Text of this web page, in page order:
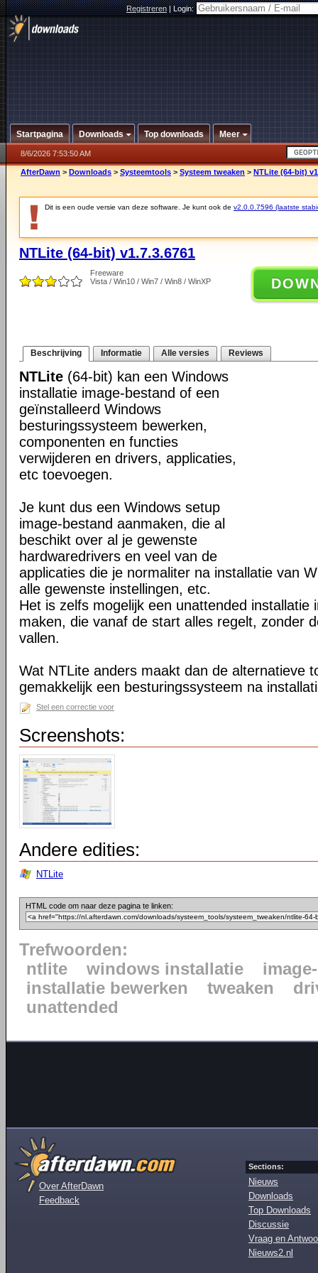
Registreren|Login:
Startpagina Downloads Top downloads Meer
8/6/2026 7:53:50 AM
AfterDawn > Downloads > Systeemtools > Systeem tweaken > NTLite (64-bit)
Dit is een oude versie van deze software. Je kunt ook de v2.0.0.7596 (laatste
NTLite (64-bit) v1.7.3.6761
Freeware
Vista / Win10 / Win7 / Win8 / WinXP
Beschrijving Informatie Alle versies Reviews
NTLite (64-bit) kan een Windows
installatie image-bestand of een
geïnstalleerd Windows
besturingssysteem bewerken,
componenten en functies
verwijderen en drivers, applicaties,
etc toevoegen.
Je kunt dus een Windows setup
image-bestand aanmaken, die al
beschikt over al je gewenste
hardwaredrivers en veel van de
applicaties die je normaliter na installatie van
alle gewenste instellingen, etc.
Het is zelfs mogelijk een unattended installatie
maken, die vanaf de start alles regelt, zonder
vallen.
Wat NTLite anders maakt dan de alternatieve
gemakkelijk een besturingssysteem na
Stel een correctie voor
Screenshots:
Andere edities:
NTLite
HTML code om naar deze pagina te linken:
Trefwoorden:
ntlite
windows installatie
installatie bewerken
tweaken
unattended
Over AfterDawn
Feedback
Sections:
Nieuws
Downloads
Top Downloads
Discussie
Vraag en
Nieuws2.nl